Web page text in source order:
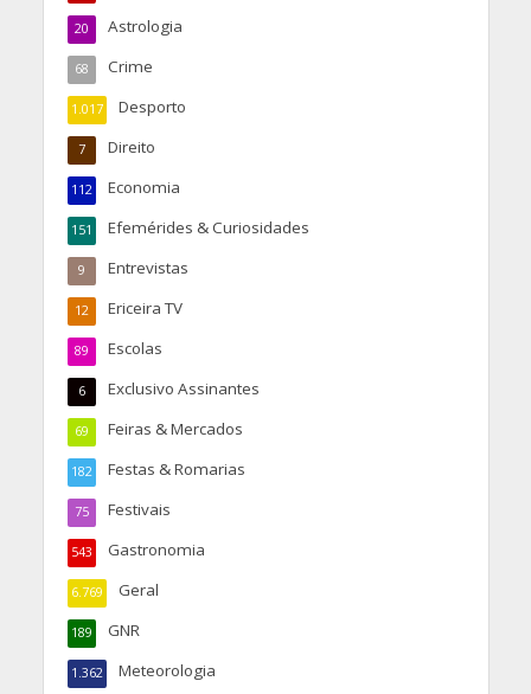
Astrologia
20
Crime
68
Desporto
1.017
Direito
7
Economia
112
Efemérides & Curiosidades
151
Entrevistas
9
Ericeira TV
12
Escolas
89
Exclusivo Assinantes
6
Feiras & Mercados
69
Festas & Romarias
182
Festivais
75
Gastronomia
543
Geral
6.769
GNR
189
Meteorologia
1.362